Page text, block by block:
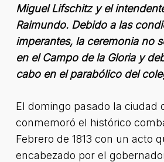
Miguel Lifschitz y el
Raimundo. Debido a las
imperantes, la ceremonia no
en el Campo de la Gloria y
cabo en el parabólico del
El domingo pasado la ciudad
conmemoró el histórico
Febrero de 1813 con un acto
encabezado por el